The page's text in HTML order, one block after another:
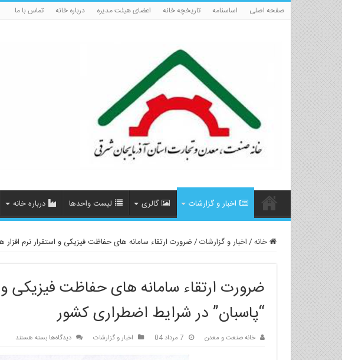
صفحه اصلی اساسنامه تاریخچه خانه اعضای هیئت مدیره درباره خانه تماس با ما
اخبار و گزارشات گالری لیست واحدها درباره خانه
خانه/اخبار و گزارشات/ضرورت ارتقاء سامانه های حفاظت فیزیکی و استقرار نرم
ضرورت ارتقاء سامانه های حفاظت فیزیکی و
“پاسبان” در شرایط اضطراری کشور
خانه صنعت و معدن 7 مرداد 04 اخبار و گزارشات دیدگاه‌ها برای
بسته هستند